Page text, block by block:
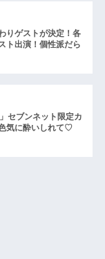
りゲストが決定！各
ト出演！個性派だら
セブンネット限定カ
気に酔いしれて♡